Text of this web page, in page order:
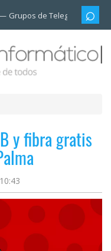
Grupos de Telegram
y fibra gratis